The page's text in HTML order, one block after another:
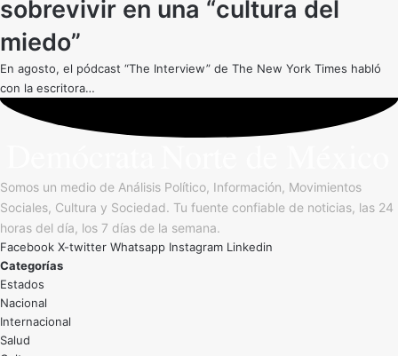
sobrevivir en una “cultura del
miedo”
En agosto, el pódcast “The Interview” de The New York Times habló
con la escritora…
Somos un medio de Análisis Político, Información, Movimientos
Sociales, Cultura y Sociedad. Tu fuente confiable de noticias, las 24
horas del día, los 7 días de la semana.
Facebook X-twitter Whatsapp Instagram Linkedin
Categorías
Estados
Nacional
Internacional
Salud